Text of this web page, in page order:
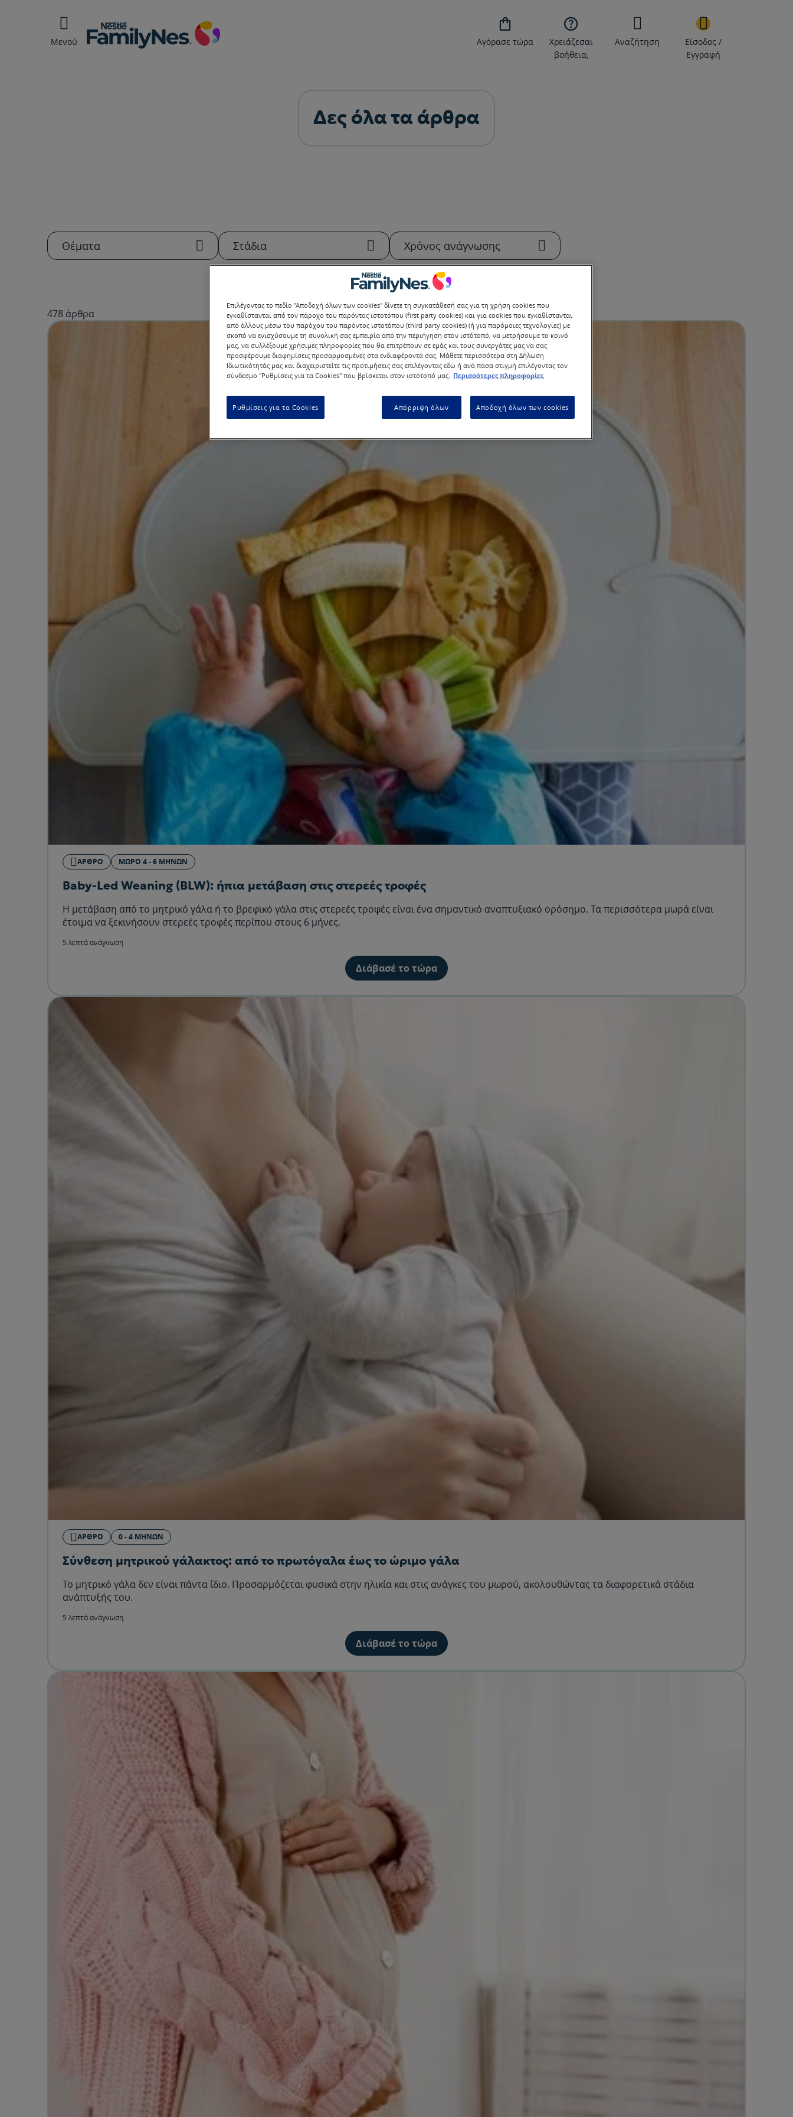
Μενού

Αγόρασε τώρα

Χρειάζεσαι
βοήθεια;
Αναζήτηση
Είσοδος /
Εγγραφή
Δες όλα τα άρθρα
Θέματα Στάδια Χρόνος ανάγνωσης
478 άρθρα
ΆΡΘΡΟ ΜΩΡΌ 4 - 6 ΜΗΝΏΝ
Baby-Led Weaning (BLW): ήπια μετάβαση στις στερεές τροφές
Η μετάβαση από το μητρικό γάλα ή το βρεφικό γάλα στις στερεές τροφές είναι ένα σημαντικό αναπτυξιακό ορόσημο. Τα περισσότερα μωρά είναι
έτοιμα να ξεκινήσουν στερεές τροφές περίπου στους 6 μήνες.
5 λεπτά ανάγνωση
Διάβασέ το τώρα
ΆΡΘΡΟ 0 - 4 ΜΗΝΏΝ
Σύνθεση μητρικού γάλακτος: από το πρωτόγαλα έως το ώριμο γάλα
Το μητρικό γάλα δεν είναι πάντα ίδιο. Προσαρμόζεται φυσικά στην ηλικία και στις ανάγκες του μωρού, ακολουθώντας τα διαφορετικά στάδια
ανάπτυξής του.
5 λεπτά ανάγνωση
Διάβασέ το τώρα
Επιλέγοντας το πεδίο "Αποδοχή όλων των cookies" δίνετε τη συγκατάθεσή σας για τη χρήση cookies που
εγκαθίστανται από τον πάροχο του παρόντος ιστοτόπου (first party cookies) και για cookies που εγκαθίστανται
από άλλους μέσω του παρόχου του παρόντος ιστοτόπου (third party cookies) (ή για παρόμοιες τεχνολογίες) με
σκοπό να ενισχύσουμε τη συνολική σας εμπειρία από την περιήγηση στον ιστότοπό, να μετρήσουμε το κοινό
μας, να συλλέξουμε χρήσιμες πληροφορίες που θα επιτρέπουν σε εμάς και τους συνεργάτες μας να σας
προσφέρουμε διαφημίσεις προσαρμοσμένες στα ενδιαφέροντά σας. Μάθετε περισσότερα στη Δήλωση
Ιδιωτικότητάς μας και διαχειριστείτε τις προτιμήσεις σας επιλέγοντας εδώ ή ανά πάσα στιγμή επιλέγοντας τον
σύνδεσμο "Ρυθμίσεις για τα Cookies" που βρίσκεται στον ιστότοπό μας. Περισσότερες πληροφορίες
Ρυθμίσεις για τα Cookies Απόρριψη όλων Αποδοχή όλων των cookies